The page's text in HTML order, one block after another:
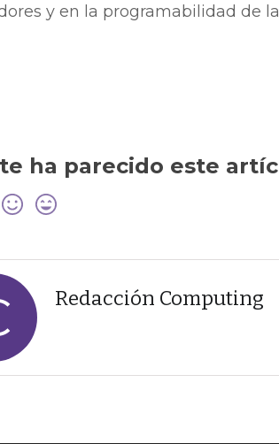
y en la programabilidad de
ha parecido este
Redacción Computing